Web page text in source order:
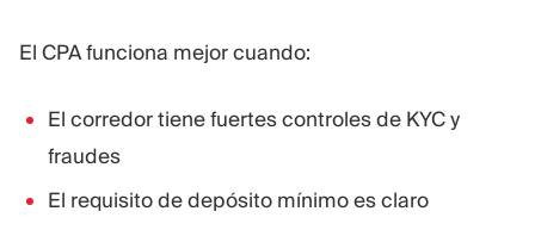
El CPA funciona mejor cuando:
El corredor tiene fuertes controles de KYC y
fraudes
El requisito de depósito mínimo es claro